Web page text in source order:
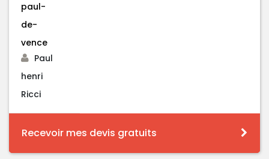
paul-
de-
vence
Paul
henri
Ricci
Recevoir mes devis gratuits